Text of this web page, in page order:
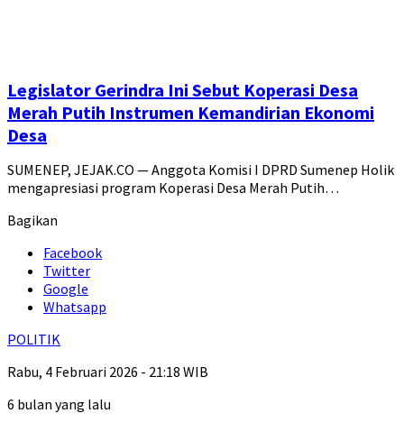
Legislator Gerindra Ini Sebut Koperasi Desa
Merah Putih Instrumen Kemandirian Ekonomi
Desa
SUMENEP, JEJAK.CO — Anggota Komisi I DPRD Sumenep Holik
mengapresiasi program Koperasi Desa Merah Putih…
Bagikan
Facebook
Twitter
Google
Whatsapp
POLITIK
Rabu, 4 Februari 2026 - 21:18 WIB
6 bulan yang lalu